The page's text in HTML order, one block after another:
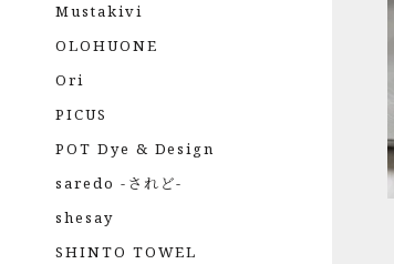
Mustakivi
OLOHUONE
Ori
PICUS
POT Dye & Design
saredo -されど-
shesay
SHINTO TOWEL